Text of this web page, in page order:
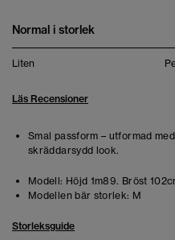
Normal i storlek
Liten
Läs Recensioner
Smal passform – utformad
skräddarsydd look.
Modell: Höjd 1m89. Bröst
Modellen bär storlek: M
Storleksguide